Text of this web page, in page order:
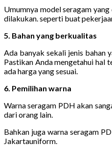
Umumnya model seragam
dilakukan. seperti buat
5. Bahan yang berkualitas
Ada banyak sekali jenis bahan
Pastikan Anda mengetahui hal
ada harga yang sesuai.
6. Pemilihan warna
Warna seragam PDH akan
dari orang lain.
Bahkan juga warna seragam
Jakartauniform.